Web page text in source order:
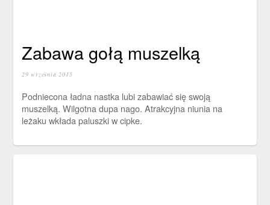
Zabawa gołą muszelką
29 września 2015
Podniecona ładna nastka lubi zabawiać się swoją
muszelką. Wilgotna dupa nago. Atrakcyjna niunia na
leżaku wkłada paluszki w cipke.